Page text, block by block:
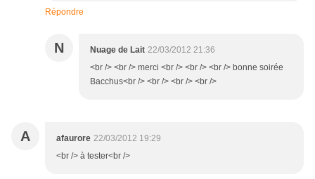
Répondre
N Nuage de Lait 22/03/2012 21:36
<br /> <br /> merci <br /> <br /> <br /> bonne soirée
Bacchus<br /> <br /> <br /> <br />
A afaurore 22/03/2012 19:29
<br /> à tester<br />